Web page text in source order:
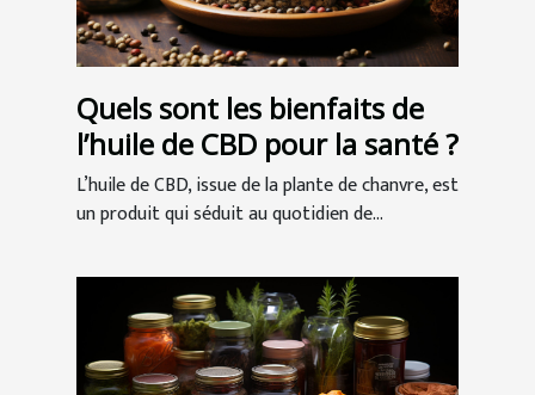
Quels sont les bienfaits de
l’huile de CBD pour la santé ?
L’huile de CBD, issue de la plante de chanvre, est
un produit qui séduit au quotidien de...